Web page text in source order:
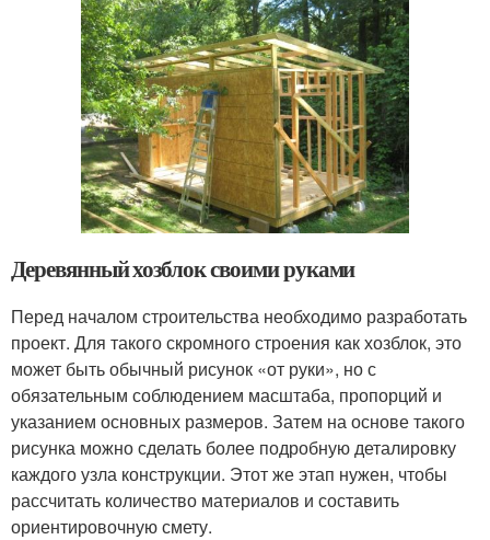
Деревянный хозблок своими руками
Перед началом строительства необходимо разработать
проект. Для такого скромного строения как хозблок, это
может быть обычный рисунок «от руки», но с
обязательным соблюдением масштаба, пропорций и
указанием основных размеров. Затем на основе такого
рисунка можно сделать более подробную деталировку
каждого узла конструкции. Этот же этап нужен, чтобы
рассчитать количество материалов и составить
ориентировочную смету.